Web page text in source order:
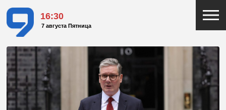
16:30
7 августа Пятница